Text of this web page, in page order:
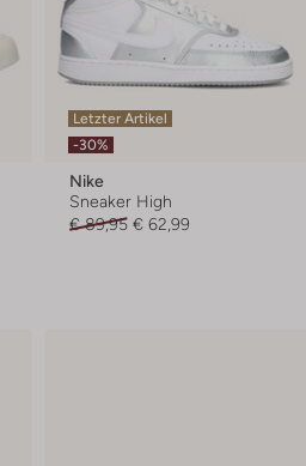
Letzter Artikel
-30%
Nike
Sneaker High
€ 89,95 € 62,99